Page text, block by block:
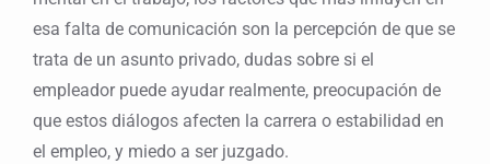
esa falta de comunicación son la percepción de que se
trata de un asunto privado, dudas sobre si el
empleador puede ayudar realmente, preocupación de
que estos diálogos afecten la carrera o estabilidad en
el empleo, y miedo a ser juzgado.